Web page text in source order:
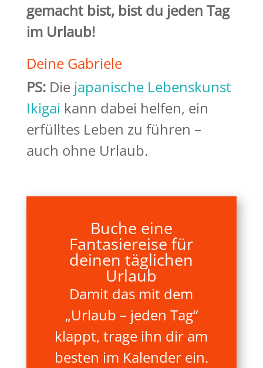
gemacht bist, bist du jeden Tag
im Urlaub!
Deine Gabriele
PS:Die japanische Lebenskunst
Ikigai kann dabei helfen, ein
erfülltes Leben zu führen –
auch ohne Urlaub.
Buche eine
Fantasiereise für
deinen täglichen
Urlaub
Damit das mit dem
„Urlaub – jeden Tag“
klappt, trage ihn dir am
besten im Kalender ein.